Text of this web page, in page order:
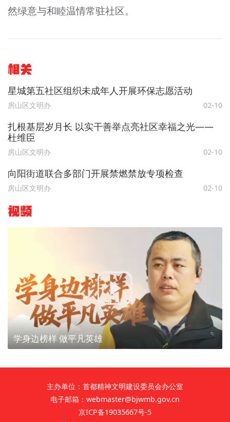
然绿意与和睦温情常驻社区。
相关
星城第五社区组织未成年人开展环保志愿活动
房山区文明办 02-10
扎根基层岁月长 以实干善举点亮社区幸福之光——
杜维臣
房山区文明办 02-10
向阳街道联合多部门开展禁燃禁放专项检查
房山区文明办 02-10
视频
学身边榜样 做平凡英雄
主办单位：首都精神文明建设委员会办公室
电子邮箱：webmaster@bjwmb.gov.cn
京ICP备19035667号-5